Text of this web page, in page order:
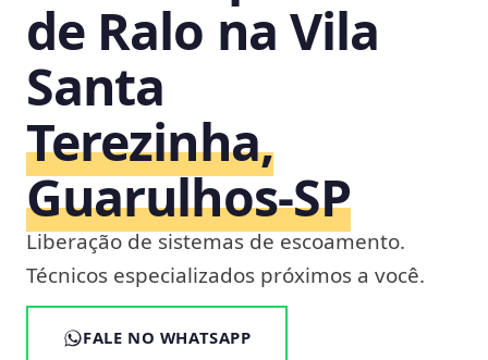
de Ralo na Vila
Santa
Terezinha,
Guarulhos‑SP
Liberação de sistemas de escoamento.
Técnicos especializados próximos a você.
FALE NO WHATSAPP